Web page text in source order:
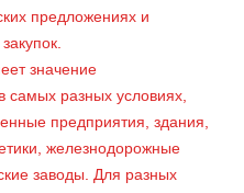
предложениях и
значение
самых разных условиях,
предприятия, здания,
железнодорожные
заводы. Для разных